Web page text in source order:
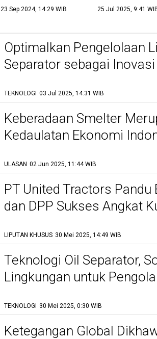
23 Sep 2024, 14:29 WIB
Keberhasilan dan
25 Jul 2025, 9:41
Optimalkan Pengelolaan
Separator sebagai
TEKNOLOGI 03 Jul 2025, 14:31 WIB
Keberadaan Smelter
Kedaulatan Ekonomi
ULASAN 02 Jun 2025, 11:44 WIB
PT United Tractors Pandu
dan DPP Sukses Angkat
LIPUTAN KHUSUS 30 Mei 2025, 14:49 WIB
Teknologi Oil Separator,
Lingkungan untuk
TEKNOLOGI 30 Mei 2025, 0:30 WIB
Ketegangan Global